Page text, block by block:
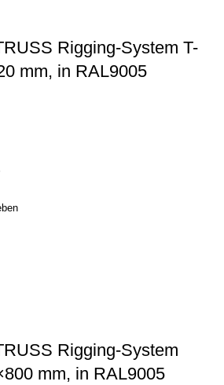
Rigging-System T-
mm, in RAL9005
Rigging-System
mm, in RAL9005